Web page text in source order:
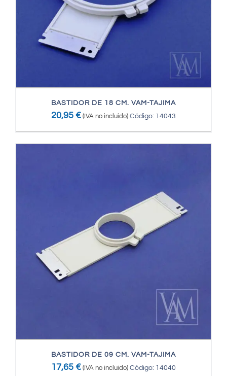
BASTIDOR DE 18 CM. VAM-TAJIMA
20,95 € (IVA no incluido) Código: 14043
BASTIDOR DE 09 CM. VAM-TAJIMA
17,65 € (IVA no incluido) Código: 14040